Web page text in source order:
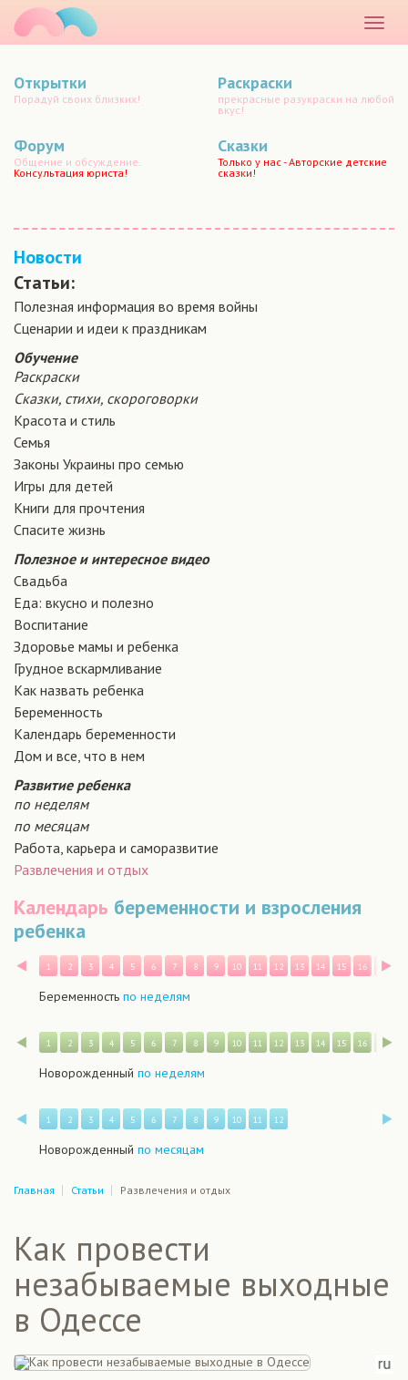
меню
Открытки
Порадуй своих близких!
Раскраски
прекрасные разукраски на любой
вкус!
Форум
Общение и обсуждение.
Консультация юриста!
Сказки
Только у нас - Авторские детские
сказки!
Новости
Статьи:
Полезная информация во время войны
Сценарии и идеи к праздникам
Обучение
Раскраски
Сказки, стихи, скороговорки
Красота и стиль
Семья
Законы Украины про семью
Игры для детей
Книги для прочтения
Спасите жизнь
Полезное и интересное видео
Свадьба
Еда: вкусно и полезно
Воспитание
Здоровье мамы и ребенка
Грудное вскармливание
Как назвать ребенка
Беременность
Календарь беременности
Дом и все, что в нем
Развитие ребенка
по неделям
по месяцам
Работа, карьера и саморазвитие
Развлечения и отдых
Календарь беременности и взросления
ребенка
Назад
1 2 3 4 5 6 7 8 9 10 11 12 13 14 15 16 17
Беременность по неделям
Назад
1 2 3 4 5 6 7 8 9 10 11 12 13 14 15 16 17
Новорожденный по неделям
Назад
1 2 3 4 5 6 7 8 9 10 11 12
Новорожденный по месяцам
Главная Статьи Развлечения и отдых
Как провести
незабываемые выходные
в Одессе